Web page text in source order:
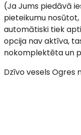
(Ja Jums piedāvā
pieteikumu
automātiski tiek
opcija nav aktīva,
nokomplektēta un
Dzīvo vesels Ogres